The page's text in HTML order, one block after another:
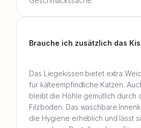
Brauche ich zusätzlich das
Das Liegekissen bietet extra
für kälteempfindliche Katzen.
bleibt die Höhle gemütlich durch
Filzboden. Das waschbare
die Hygiene erheblich und lässt